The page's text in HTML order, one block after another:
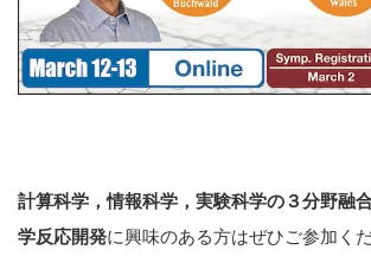
計算科学，情報科学，実験科学の３分野融
学反応開発に興味のある方はぜひご参加く